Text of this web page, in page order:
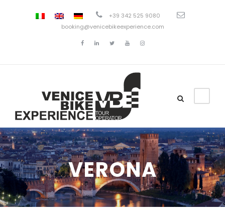
+39 342 525 9080
booking@venicebikeexperience.com
VERONA